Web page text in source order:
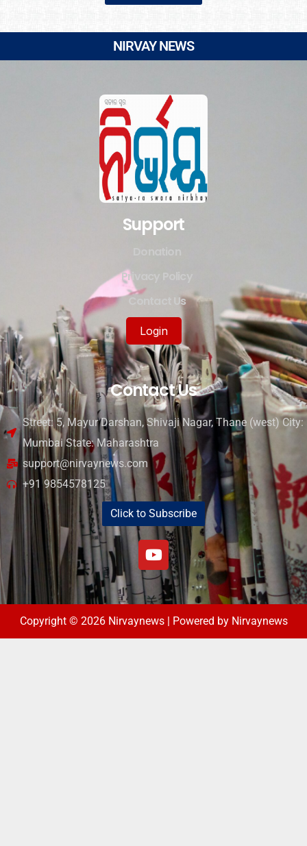
NIRVAY NEWS
Support
Privacy Policy
Contact Us
Login
Contact Us
Street: 5, Mayur Darshan, Shivaji Nagar, Thane (west) City:
Mumbai State: Maharashtra
support@nirvaynews.com
+91 9854578125
Click to Subscribe
Copyright © 2026 Nirvaynews | Powered by Nirvaynews